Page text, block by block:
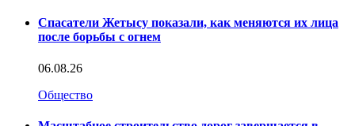
Спасатели Жетысу показали, как меняются их лица
после борьбы с огнем
06.08.26
Общество